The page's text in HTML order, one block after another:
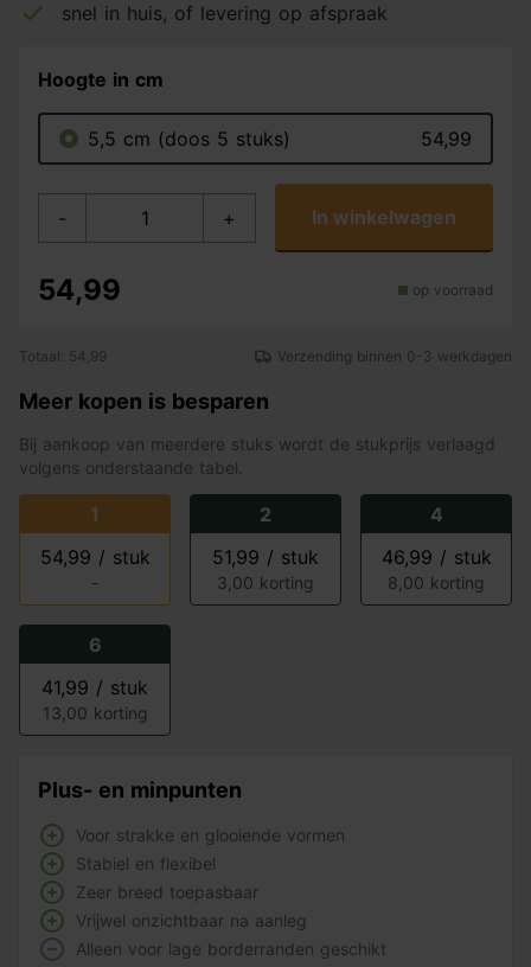
snel in huis, of levering op afspraak
Hoogte in cm
5,5 cm (doos 5 stuks) 54,99
- + In winkelwagen
54,99 op voorraad
Totaal: 54,99 Verzending binnen 0-3 werkdagen
Meer kopen is besparen
Bij aankoop van meerdere stuks wordt de stukprijs verlaagd
volgens onderstaande tabel.
1
54,99 / stuk
-
2
51,99 / stuk
3,00 korting
4
46,99 / stuk
8,00 korting
6
41,99 / stuk
13,00 korting
Plus- en minpunten
Voor strakke en glooiende vormen
Stabiel en flexibel
Zeer breed toepasbaar
Vrijwel onzichtbaar na aanleg
Alleen voor lage borderranden geschikt